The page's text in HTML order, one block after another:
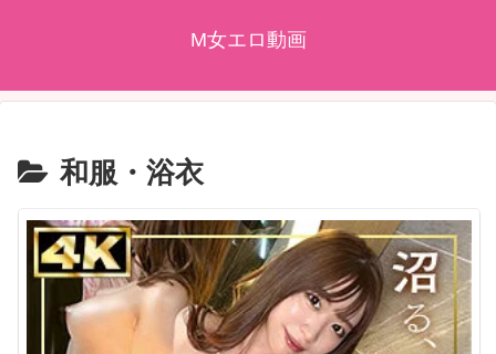
M女エロ動画
和服・浴衣